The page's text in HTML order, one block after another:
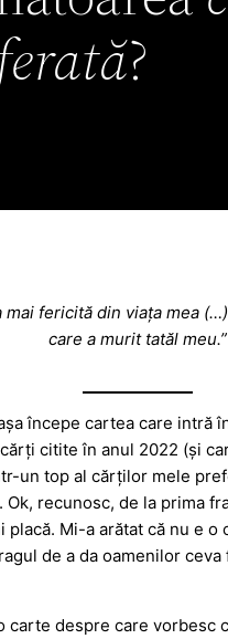
?
mai fericită din viața mea
care a murit tatăl meu.”
începe cartea care intră
citite în anul 2022 (și
un top al cărților mele
Ok, recunosc, de la prima
placă. Mi-a arătat că nu e o
de a da oamenilor ceva
carte despre care vorbesc